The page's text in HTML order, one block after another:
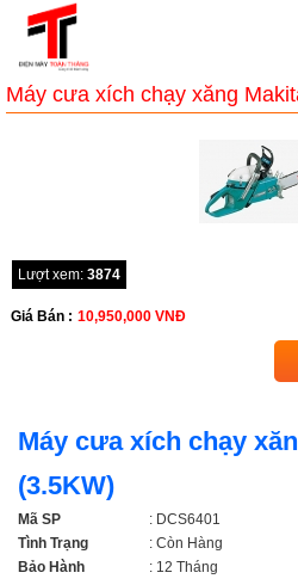
Máy cưa xích chạy xăng
Lượt xem: 3874
Giá Bán : 10,950,000 VNĐ
Máy cưa xích chạy
(3.5KW)
Mã SP
: DCS6401
Tình Trạng
: Còn Hàng
Bảo Hành
: 12 Tháng